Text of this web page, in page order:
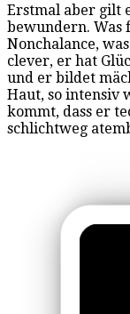
Erstmal aber gilt
bewundern. Was
Nonchalance,
clever, er hat
und er bildet
Haut, so intensiv
kommt, dass er
schlichtweg